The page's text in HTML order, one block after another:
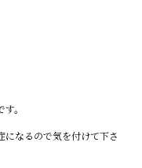
。
なるので気を付けて下さ